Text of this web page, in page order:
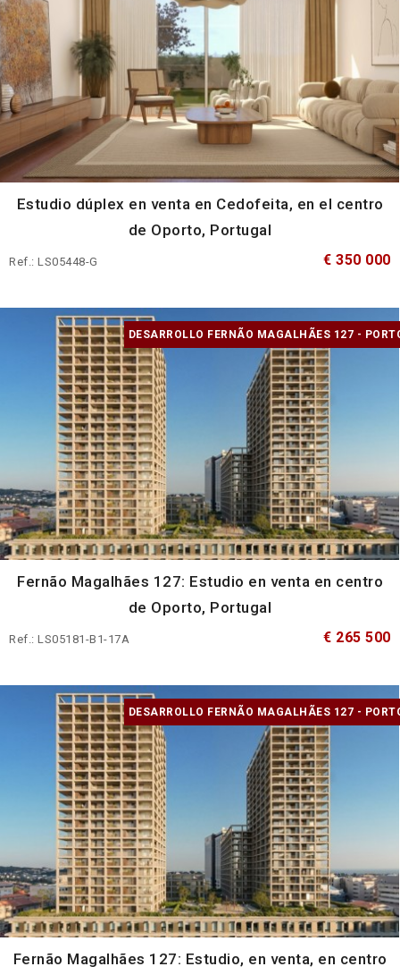
Estudio dúplex en venta en Cedofeita, en el centro
de Oporto, Portugal
Ref.: LS05448-G € 350 000
DESARROLLO FERNÃO MAGALHÃES 127 -
Fernão Magalhães 127: Estudio en venta en centro
de Oporto, Portugal
Ref.: LS05181-B1-17A € 265 500
DESARROLLO FERNÃO MAGALHÃES 127 -
Fernão Magalhães 127: Estudio, en venta, en centro